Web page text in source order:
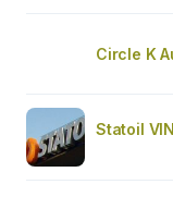
Circle K
Statoil